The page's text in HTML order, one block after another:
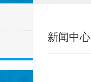
新闻中心